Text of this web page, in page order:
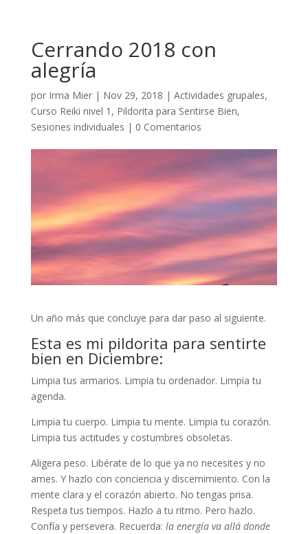
Cerrando 2018 con
alegría
por Irma Mier| Nov 29, 2018 | Actividades grupales,
Curso Reiki nivel 1 , Pildorita para Sentirse Bien,
Sesiones individuales | 0 Comentarios
Un año más que concluye para dar paso al siguiente.
Esta es mi pildorita para sentirte
bien en Diciembre:
Limpia tus armarios. Limpia tu ordenador. Limpia tu
agenda.
Limpia tu cuerpo. Limpia tu mente. Limpia tu corazón.
Limpia tus actitudes y costumbres obsoletas.
Aligera peso. Libérate de lo que ya no necesites y no
ames. Y hazlo con conciencia y discernimiento. Con la
mente clara y el corazón abierto. No tengas prisa.
Respeta tus tiempos. Hazlo a tu ritmo. Pero hazlo.
Confía y persevera. Recuerda: la energía va allá donde